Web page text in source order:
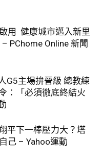
用 健康城市邁入新里
PChome Online 新聞
G5主場拚晉級 總教練
：「必須徹底終結火
平下一棒壓力大？塔
己 – Yahoo運動